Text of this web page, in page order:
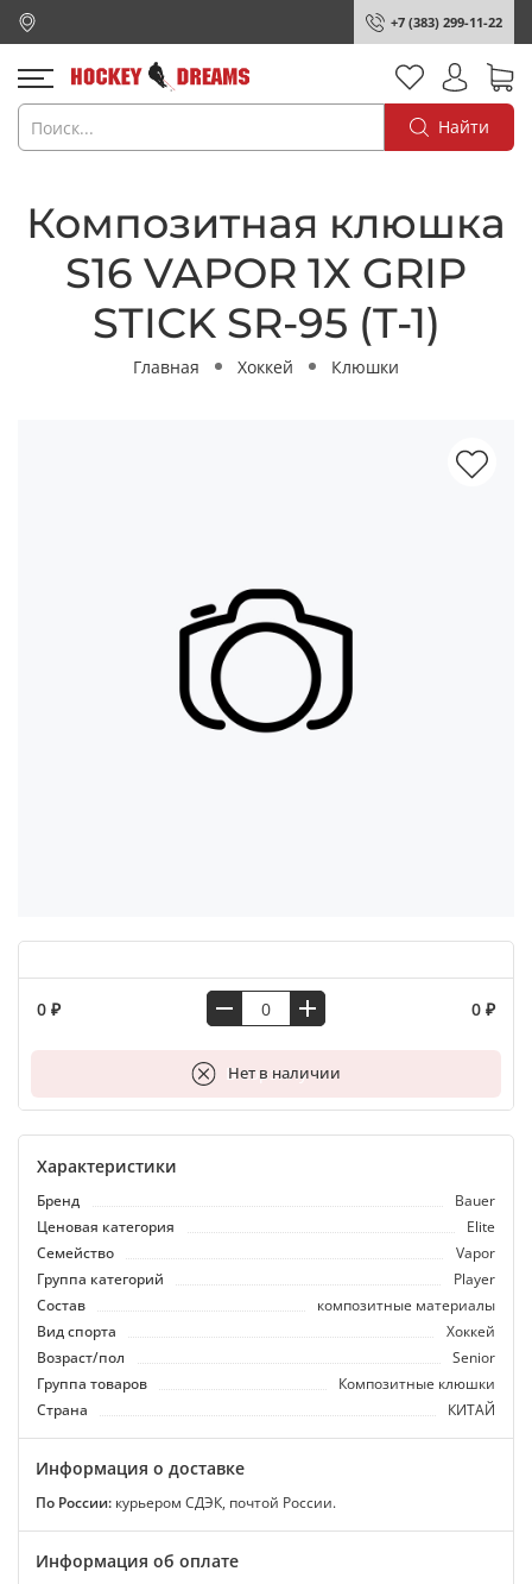
+7 (383) 299-11-22
Найти
Композитная клюшка
S16 VAPOR 1X GRIP
STICK SR-95 (T-1)
Главная Хоккей Клюшки
0 ₽ 0 ₽
Нет в наличии
В корзину
Характеристики
Бренд
Bauer
Ценовая категория
Elite
Семейство
Vapor
Группа категорий
Player
Состав
композитные материалы
Вид спорта
Хоккей
Возраст/пол
Senior
Группа товаров
Композитные клюшки
Страна
КИТАЙ
Информация о доставке
По России: курьером СДЭК, почтой России.
Информация об оплате